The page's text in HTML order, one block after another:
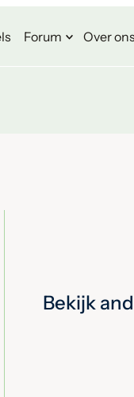
Forum Over ons
Bekijk